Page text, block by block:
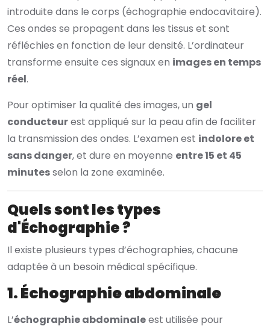
introduite dans le corps (échographie endocavitaire).
Ces ondes se propagent dans les tissus et sont
réfléchies en fonction de leur densité. L’ordinateur
transforme ensuite ces signaux en images en temps
réel.
Pour optimiser la qualité des images, un gel
conducteurest appliqué sur la peau afin de faciliter
la transmission des ondes. L’examen est indolore et
sans danger, et dure en moyenne entre 15 et 45
minutesselon la zone examinée.
Quels sont les types
d'Échographie ?
Il existe plusieurs types d’échographies, chacune
adaptée à un besoin médical spécifique.
1. Échographie abdominale
L’échographie abdominaleest utilisée pour